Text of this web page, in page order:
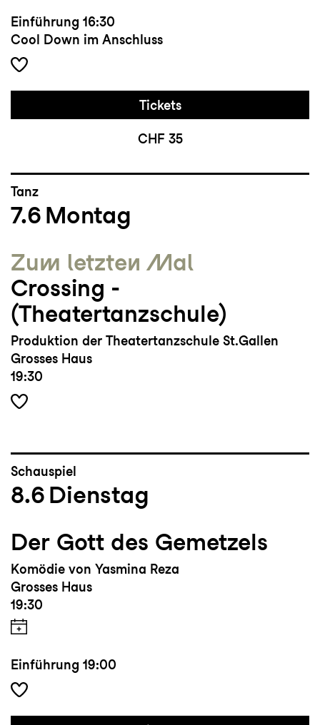
Einführung 16:30
Cool Down im Anschluss
Tickets
CHF 35
Tanz
7.6 Montag
Zum letzten Mal
Crossing ­
(Theatertanzschule)
Produktion der Theatertanzschule St.Gallen
Grosses Haus
19:30
Schauspiel
8.6 Dienstag
Der Gott des Gemetzels
Komödie von Yasmina Reza
Grosses Haus
19:30
Einführung 19:00